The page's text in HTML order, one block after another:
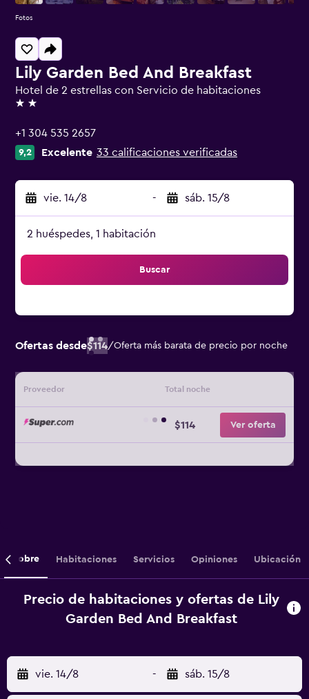
Lily Garden Bed And Breakfast
Hotel de 2 estrellas con Servicio de habitaciones
2 estrellas
+1 304 535 2657
9,2 Excelente 33 calificaciones verificadas
vie. 14/8 - sáb. 15/8
2 huéspedes, 1 habitación
Buscar
Ofertas desde$114/Oferta más barata de precio por noche
Proveedor Total noche
$114 Ver oferta
Fotos
Sobre Habitaciones Servicios Opiniones Ubicación
Precio de habitaciones y ofertas de Lily
Garden Bed And Breakfast
vie. 14/8 - sáb. 15/8